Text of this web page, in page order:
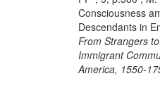
Consciousness
Descendants in
From Strangers
Immigrant
America, 1550-